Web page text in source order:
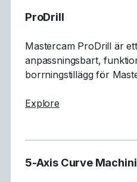
ProDrill
Mastercam ProDrill är
anpassningsbart,
borrningstillägg för
Exploreabout ProDrill
5-Axis Curve